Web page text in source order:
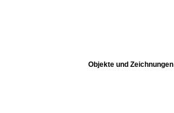
Objekte und Zeichnungen